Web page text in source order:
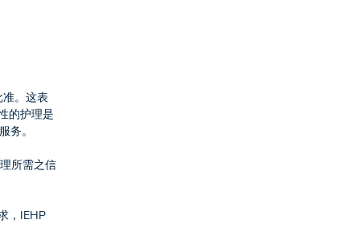
。这表
的护理是
务。
所需之信
，IEHP